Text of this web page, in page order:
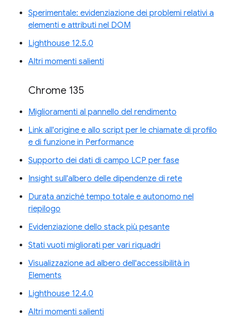
Sperimentale: evidenziazione dei problemi relativi a
elementi e attributi nel DOM
Lighthouse 12.5.0
Altri momenti salienti
Chrome 135
Miglioramenti al pannello del rendimento
Link all'origine e allo script per le chiamate di profilo
e di funzione in Performance
Supporto dei dati di campo LCP per fase
Insight sull'albero delle dipendenze di rete
Durata anziché tempo totale e autonomo nel
riepilogo
Evidenziazione dello stack più pesante
Stati vuoti migliorati per vari riquadri
Visualizzazione ad albero dell'accessibilità in
Elements
Lighthouse 12.4.0
Altri momenti salienti